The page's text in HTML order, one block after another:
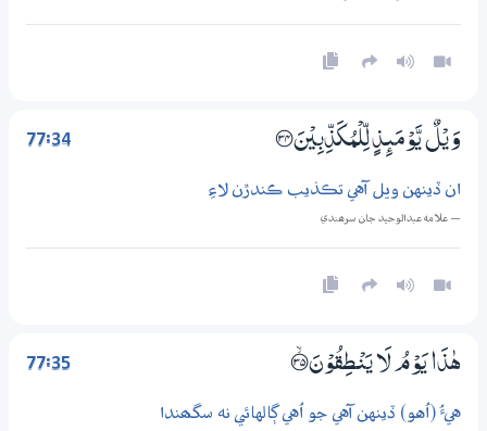
77:34 وَيْلٌ يَّوْمَىِٕذٍ لِّلْمُكَذِّبِيْنَ ؀34
ان ڏينهن ويل آهي تڪذيب ڪندڙن لاءِ
— علامه عبدالوحيد جان سرھندي
77:35 هٰذَا يَوْمُ لَا يَنْطِقُوْنَ ؀ۙ35
هيءُ (اُهو) ڏينهن آهي جو اُهي ڳالهائي نه سگھندا